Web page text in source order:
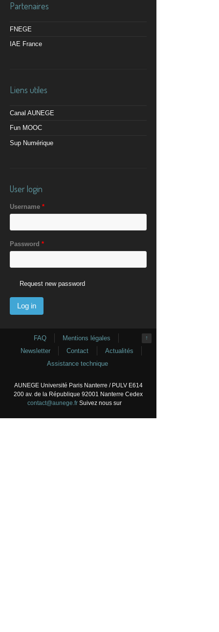
Partenaires
FNEGE
IAE France
Liens utiles
Canal AUNEGE
Fun MOOC
Sup Numérique
User login
Username *
Password *
Request new password
↑
FAQ
Mentions légales
Newsletter
Contact
Actualités
Assistance technique
AUNEGE Université Paris Nanterre / PULV E614
200 av. de la République 92001 Nanterre Cedex
contact@aunege.frSuivez nous sur